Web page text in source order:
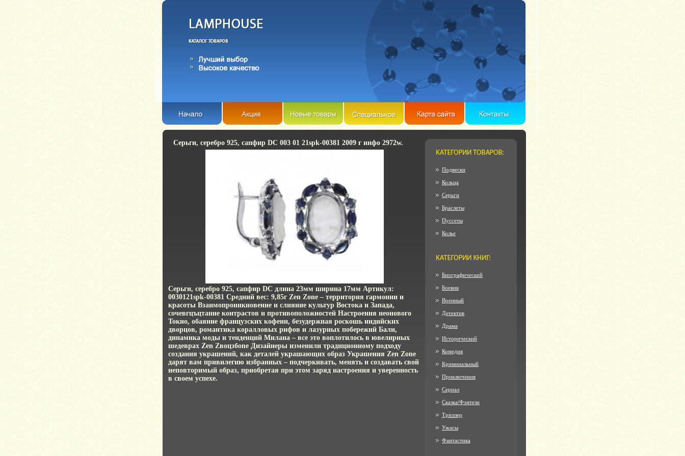
Серьги, серебро 925, сапфир DC 003 01 21spk-00381 2009 г инфо 2972w.
Серьги, серебро 925, сапфир DC длина 23мм ширина 17мм Артикул:
0030121spk-00381 Средний вес: 9,85г Zen Zone – территория гармонии и
красоты Взаимопроникновение и слияние культур Востока и Запада,
сочевгцъцтание контрастов и противоположностей Настроения неонового
Токио, обаяние французских кофеин, безудержная роскошь индийских
дворцов, романтика коралловых рифов и лазурных побережий Бали,
динамика моды и тенденций Милана – все это воплотилось в ювелирных
шедеврах Zen Zвоцзбone Дизайнеры изменили традиционному подходу
создания украшений, как деталей украшающих образ Украшения Zen Zone
дарят вам привилегию избранных – подчеркивать, менять и создавать свой
неповторимый образ, приобретая при этом заряд настроения и уверенность
в своем успехе.
Подвески
Кольца
Серьги
Браслеты
Пуссеты
Колье
Биографический
Боевик
Военный
Детектив
Драма
Исторический
Комедия
Криминальный
Приключения
Сериал
Сказка/Фэнтези
Триллер
Ужасы
Фантастика